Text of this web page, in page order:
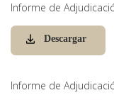
Informe de
Descargar
Informe de